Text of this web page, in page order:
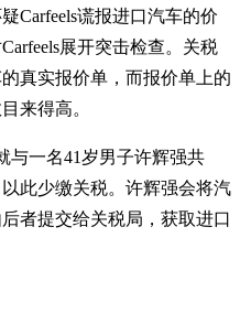
Carfeels谎报进口汽车的价
展开突击检查。关税
真实报价单，而报价单上的
来得高。
与一名41岁男子许辉强共
此少缴关税。许辉强会将汽
者提交给关税局，获取进口